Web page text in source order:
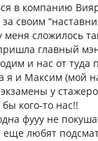
в компанию
своим
сложилось
главный
и нас от
и Максим (мой
у
кого-то нас!!
фууу не
еще любят